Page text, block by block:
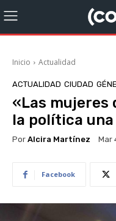
Inicio Actualidad
ACTUALIDAD CIUDAD
«Las mujeres
la política
Por Alcira Martínez Mar
Facebook